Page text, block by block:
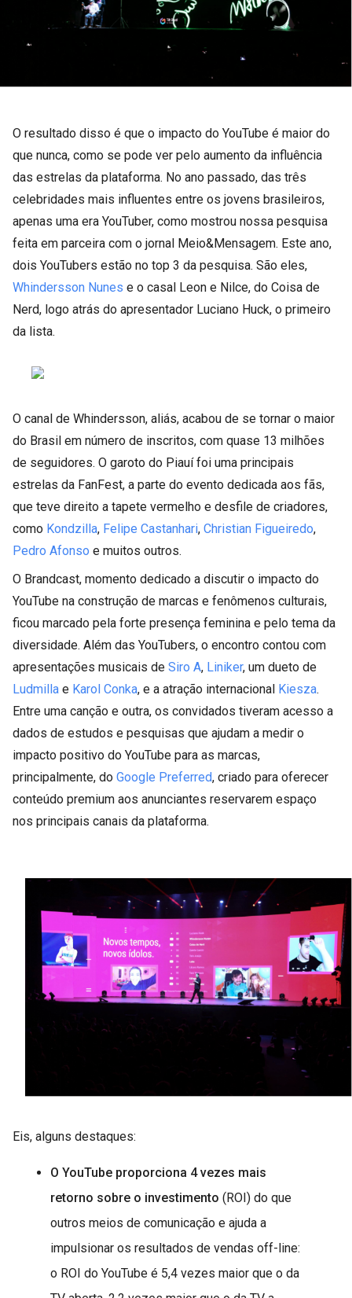
O resultado disso é que o impacto do YouTube é maior do
que nunca, como se pode ver pelo aumento da influência
das estrelas da plataforma. No ano passado, das três
celebridades mais influentes entre os jovens brasileiros,
apenas uma era YouTuber, como mostrou nossa pesquisa
feita em parceira com o jornal Meio&Mensagem. Este ano,
dois YouTubers estão no top 3 da pesquisa. São eles,
Whindersson Nunes e o casal Leon e Nilce, do Coisa de
Nerd, logo atrás do apresentador Luciano Huck, o primeiro
da lista.
O canal de Whindersson, aliás, acabou de se tornar o maior
do Brasil em número de inscritos, com quase 13 milhões
de seguidores. O garoto do Piauí foi uma principais
estrelas da FanFest, a parte do evento dedicada aos fãs,
que teve direito a tapete vermelho e desfile de criadores,
como Kondzilla, Felipe Castanhari, Christian Figueiredo,
Pedro Afonso e muitos outros.
O Brandcast, momento dedicado a discutir o impacto do
YouTube na construção de marcas e fenômenos culturais,
ficou marcado pela forte presença feminina e pelo tema da
diversidade. Além das YouTubers, o encontro contou com
apresentações musicais de Siro A, Liniker, um dueto de
Ludmilla e Karol Conka, e a atração internacional Kiesza.
Entre uma canção e outra, os convidados tiveram acesso a
dados de estudos e pesquisas que ajudam a medir o
impacto positivo do YouTube para as marcas,
principalmente, do Google Preferred, criado para oferecer
conteúdo premium aos anunciantes reservarem espaço
nos principais canais da plataforma.
Eis, alguns destaques:
O YouTube proporciona 4 vezes mais
retorno sobre o investimento (ROI) do que
outros meios de comunicação e ajuda a
impulsionar os resultados de vendas off-line:
o ROI do YouTube é 5,4 vezes maior que o da